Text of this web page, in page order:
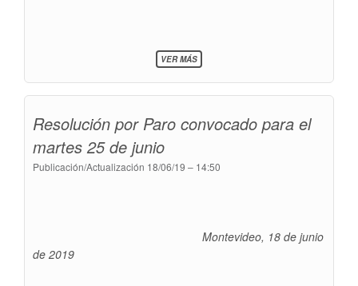
VER MÁSSOBRE
PARCIAL
-
-
Resolución por Paro convocado para el
martes 25 de junio
Publicación/Actualización 18/06/19 – 14:50
Montevideo, 18 de junio
de 2019